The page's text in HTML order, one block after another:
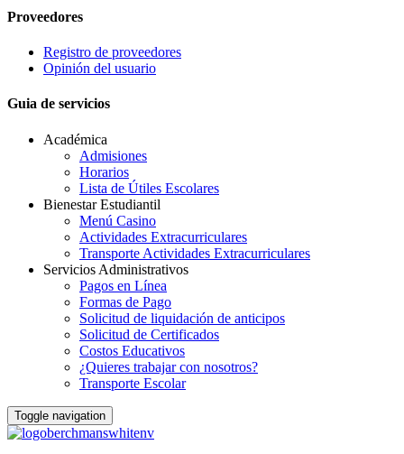
Proveedores
Registro de proveedores
Opinión del usuario
Guia de servicios
Académica
Admisiones
Horarios
Lista de Útiles Escolares
Bienestar Estudiantil
Menú Casino
Actividades Extracurriculares
Transporte Actividades Extracurriculares
Servicios Administrativos
Pagos en Línea
Formas de Pago
Solicitud de liquidación de anticipos
Solicitud de Certificados
Costos Educativos
¿Quieres trabajar con nosotros?
Transporte Escolar
Toggle navigation